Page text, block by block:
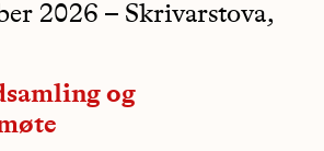
2026 – Skrivarstova,
og